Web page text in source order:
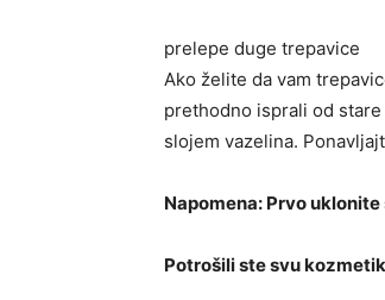
prelepe duge trepavice
Ako želite da vam
prethodno isprali od
slojem vazelina.
Napomena: Prvo
Potrošili ste svu